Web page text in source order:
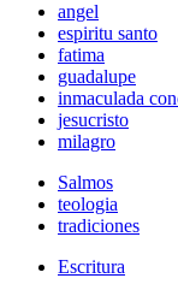
angel
espiritu santo
fatima
guadalupe
inmaculada
jesucristo
milagro
Salmos
teologia
tradiciones
Escritura